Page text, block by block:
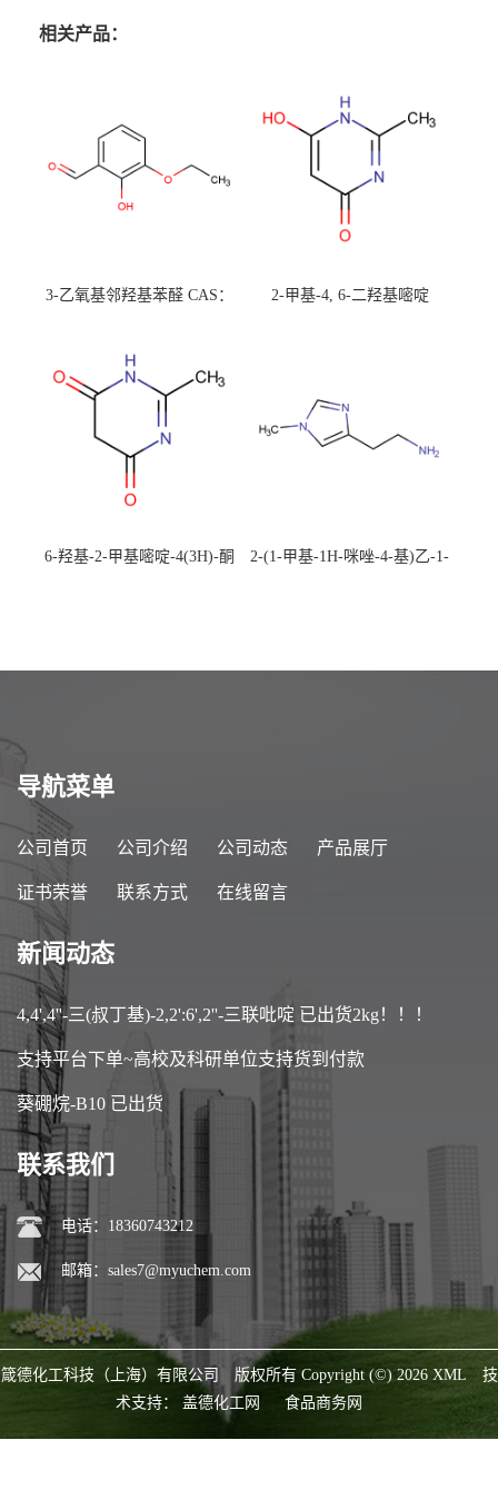
相关产品：
3-乙氧基邻羟基苯醛 CAS：
校可先用后付
2-甲基-4, 6-二羟基嘧啶
6-羟基-2-甲基嘧啶-4(3H)-酮
2-(1-甲基-1H-咪唑-4-基)乙-1-
导航菜单
公司首页 公司介绍 公司动态 产品展厅
证书荣誉 联系方式 在线留言
新闻动态
4,4',4''-三(叔丁基)-2,2':6',2''-三联吡啶 已出货2kg！！！
支持平台下单~高校及科研单位支持货到付款
葵硼烷-B10 已出货
联系我们
电话：18360743212
邮箱： sales7@myuchem.com
箴德化工科技（上海）有限公司 版权所有 Copyright (©) 2026 XML
技
术支持： 盖德化工网 食品商务网